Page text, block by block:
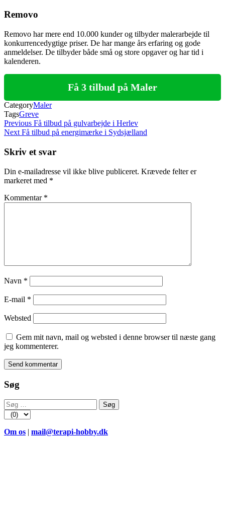
Removo
Removo har mere end 10.000 kunder og tilbyder malerarbejde til
konkurrencedygtige priser. De har mange års erfaring og gode
anmeldelser. De tilbyder både små og store opgaver og har tid i
kalenderen.
Få 3 tilbud på Maler
CategoryMaler
TagsGreve
Indlægsnavigation
Previous
Post
Previous Få tilbud på gulvarbejde i Herlev
Next
Next Få tilbud på energimærke i Sydsjælland
Skriv et svar
Din e-mailadresse vil ikke blive publiceret. Krævede felter er
markeret med *
Kommentar *
Navn *
E-mail *
Websted
Gem mit navn, mail og websted i denne browser til næste gang
jeg kommenterer.
Søg
Søg
efter:
Om os | mail@terapi-hobby.dk